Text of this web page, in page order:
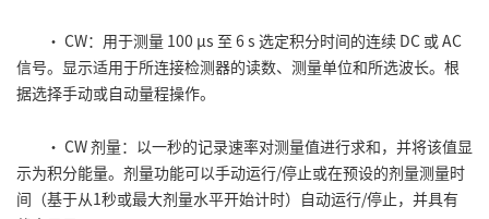
• CW：用于测量 100 μs 至 6 s 选定积分时间的连续 DC 或 AC
信号。显示适用于所连接检测器的读数、测量单位和所选波长。根
据选择手动或自动量程操作。
• CW 剂量：以一秒的记录速率对测量值进行求和，并将该值显
示为积分能量。剂量功能可以手动运行/停止或在预设的剂量测量时
间（基于从1秒或最大剂量水平开始计时）自动运行/停止，并具有